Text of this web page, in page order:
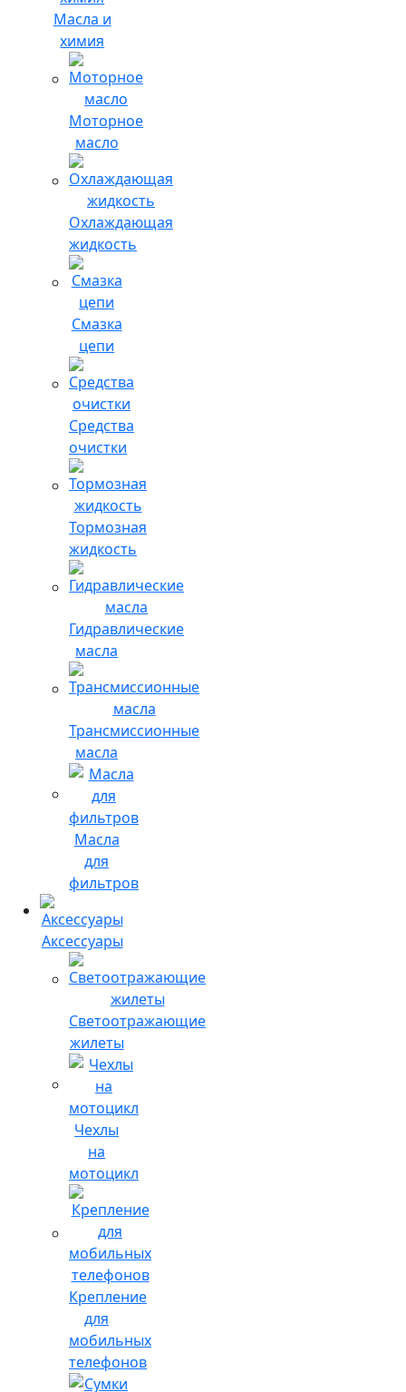
Масла и
химия
Моторное
масло
Охлаждающая
жидкость
Смазка
цепи
Средства
очистки
Тормозная
жидкость
Гидравлические
масла
Трансмиссионные
масла
Масла
для
фильтров
Аксессуары
Светоотражающие
жилеты
Чехлы
на
мотоцикл
Крепление
для
мобильных
телефонов